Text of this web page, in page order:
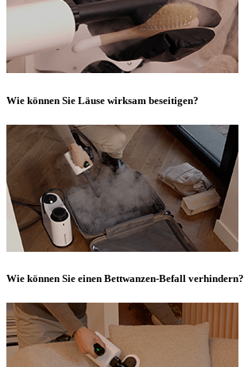
Wie können Sie Läuse wirksam beseitigen?
Wie können Sie einen Bettwanzen-Befall verhindern?